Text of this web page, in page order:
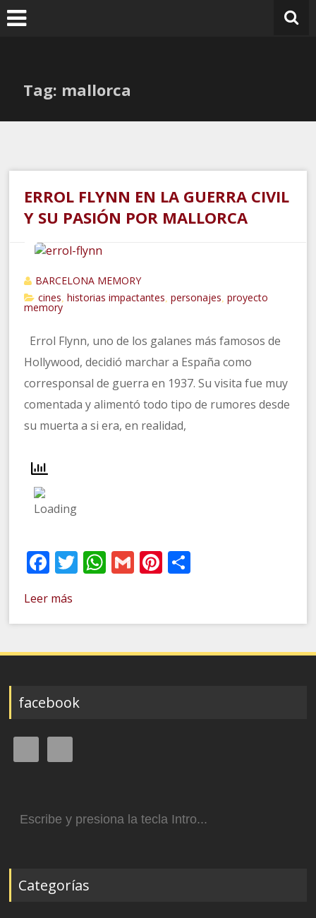
Ir
al
Tag: mallorca
ERROL FLYNN EN LA GUERRA CIVIL
Y SU PASIÓN POR MALLORCA
BARCELONA MEMORY
cines historias impactantes ,personajes ,proyecto
memory
Errol Flynn, uno de los galanes más famosos de
Hollywood, decidió marchar a España como
corresponsal de guerra en 1937. Su visita fue muy
comentada y alimentó todo tipo de rumores desde
su muerta a si era, en realidad,
Facebook
Twitter
WhatsApp
GmailPinterest
Leer más
facebook
Categorías